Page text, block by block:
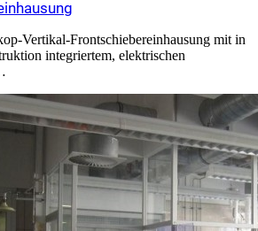
Vertikal-Frontschiebereinhausung mit in
integriertem, elektrischen